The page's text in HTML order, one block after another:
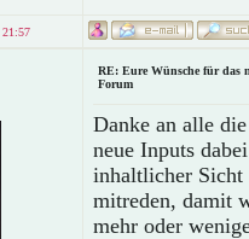
21:57
RE: Eure Wünsche für das
Forum
Danke an alle
neue Inputs
inhaltlicher Sicht
mitreden, damit
mehr oder